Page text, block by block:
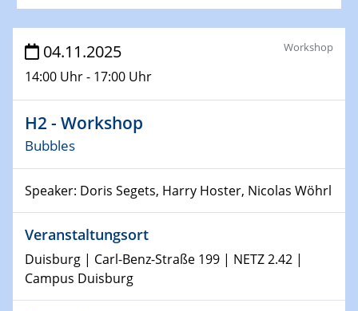
Veranstaltungen
30.11.-0001 - 06.02.2025
SFB/TRR 247 Seminar
08.01.2025
world
14.01.2025
SFB 1242 Kolloquium
15.01.2025
04.11.2025
14:00 Uhr - 17:00 Uhr
Workshop
H2 - Workshop
Bubbles
Speaker: Doris Segets, Harry Hoster, Nicolas Wöhrl
Veranstaltungsort
Duisburg | Carl-Benz-Straße 199 | NETZ 2.42 |
Campus Duisburg